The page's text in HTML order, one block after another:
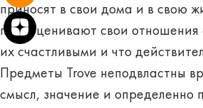
приносят в свои дома и в свою
переоценивают свои отношения
их счастливыми и что
Предметы Trove неподвластны
смысл, значение и определенно